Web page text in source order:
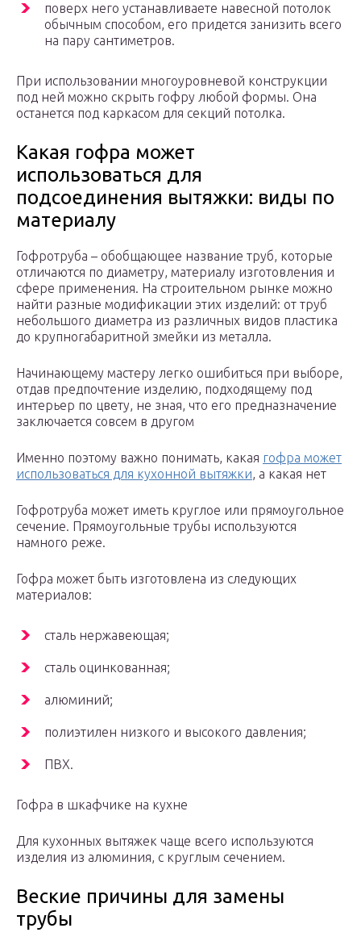
поверх него устанавливаете навесной потолок
обычным способом, его придется занизить всего
на пару сантиметров.
При использовании многоуровневой конструкции
под ней можно скрыть гофру любой формы. Она
останется под каркасом для секций потолка.
Какая гофра может
использоваться для
подсоединения вытяжки: виды по
материалу
Гофротруба – обобщающее название труб, которые
отличаются по диаметру, материалу изготовления и
сфере применения. На строительном рынке можно
найти разные модификации этих изделий: от труб
небольшого диаметра из различных видов пластика
до крупногабаритной змейки из металла.
Начинающему мастеру легко ошибиться при выборе,
отдав предпочтение изделию, подходящему под
интерьер по цвету, не зная, что его предназначение
заключается совсем в другом
Именно поэтому важно понимать, какая гофра может
использоваться для кухонной вытяжки, а какая нет
Гофротруба может иметь круглое или прямоугольное
сечение. Прямоугольные трубы используются
намного реже.
Гофра может быть изготовлена из следующих
материалов:
сталь нержавеющая;
сталь оцинкованная;
алюминий;
полиэтилен низкого и высокого давления;
ПВХ.
Гофра в шкафчике на кухне
Для кухонных вытяжек чаще всего используются
изделия из алюминия, с круглым сечением.
Веские причины для замены
трубы